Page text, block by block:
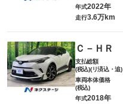
年式2022年
走行3.6万km
Ｃ－ＨＲ
支払総額
(税込)(リ済込・追)
車両本体価格
(税込)
年式2018年